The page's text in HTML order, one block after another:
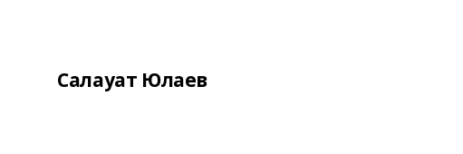
Салауат Юлаев